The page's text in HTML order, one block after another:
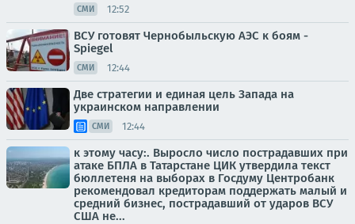
СМИ 12:52
ВСУ готовят Чернобыльскую АЭС к боям -
Spiegel
СМИ 12:44
Две стратегии и единая цель Запада на
украинском направлении
СМИ 12:44
к этому часу:. Выросло число пострадавших при
атаке БПЛА в Татарстане ЦИК утвердила текст
бюллетеня на выборах в Госдуму Центробанк
рекомендовал кредиторам поддержать малый и
средний бизнес, пострадавший от ударов ВСУ
США не...